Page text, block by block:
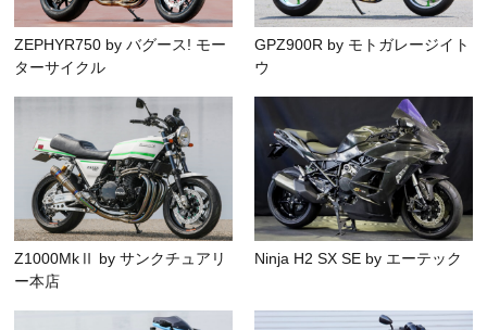
ZEPHYR750 by バグース! モー
ターサイクル
GPZ900R by モトガレージイト
ウ
Z1000MkⅡ by サンクチュアリ
ー本店
Ninja H2 SX SE by エーテック